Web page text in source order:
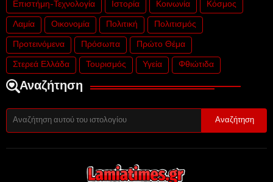
Επιστήμη-Τεχνολογία Ιστορία Κοινωνία Κόσμος
Λαμία Οικονομία Πολιτική Πολιτισμός
Προτεινόμενα Πρόσωπα Πρώτο Θέμα
Στερεά Ελλάδα Τουρισμός Υγεία Φθιώτιδα
Αναζήτηση